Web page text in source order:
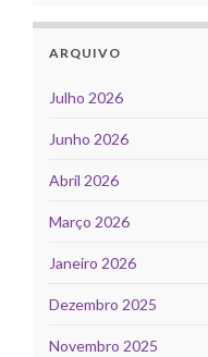
ARQUIVO
Julho 2026
Junho 2026
Abril 2026
Março 2026
Janeiro 2026
Dezembro 2025
Novembro 2025